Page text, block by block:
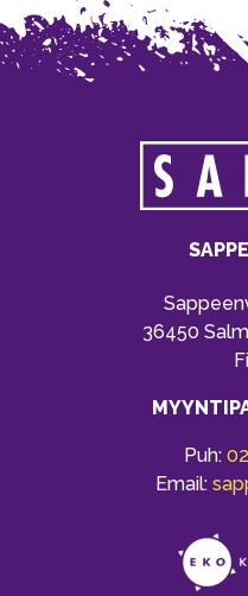
36450
Puh:
Email: